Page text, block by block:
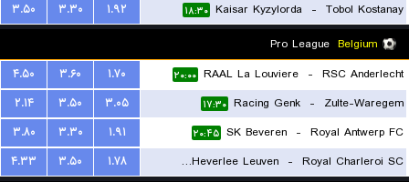
Tobol Kostanay
-
Kaisar Kyzylorda ۱۸:۳۰ ۱.۹۲ ۳.۳۰
۳.۵۰
Belgium
RSC Anderlecht
-
RAAL La Louviere ۲۰:۰۰ ۱.۷۰ ۳.۶۰
۴.۵۰
Zulte-Waregem
-
Racing Genk ۱۷:۳۰ ۳.۰۵ ۳.۵۰
۲.۱۴
Royal Antwerp FC
-
SK Beveren ۲۰:۴۵ ۱.۹۱ ۳.۳۰
۳.۸۰
Royal Charleroi SC
-
Oud-Heverlee Leuven ۱.۷۸ ۳.۵۰
۴.۳۳